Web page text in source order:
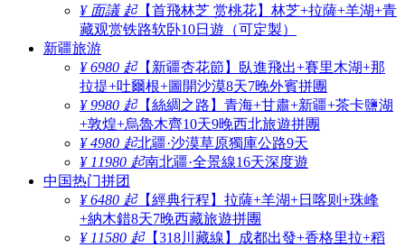
¥ 面議 起【首飛林芝 赏桃花】林芝+拉薩+羊湖+青
藏观赏铁路软卧10日遊（可定製）
新疆旅游
¥ 6980 起【新疆杏花節】臥進飛出+賽里木湖+那
拉提+吐爾根+圖開沙漠8天7晚外賓拼團
¥ 9980 起【絲綢之路】青海+甘肅+新疆+茶卡鹽湖
+敦煌+烏魯木齊10天9晚西北旅遊拼團
¥ 4980 起北疆·沙漠草原獨庫公路9天
¥ 11980 起南北疆·全景線16天深度遊
中国热门拼团
¥ 6480 起【經典行程】拉薩+羊湖+日喀则+珠峰
+納木錯8天7晚西藏旅遊拼團
¥ 11580 起【318川藏線】成都出發+香格里拉+稻